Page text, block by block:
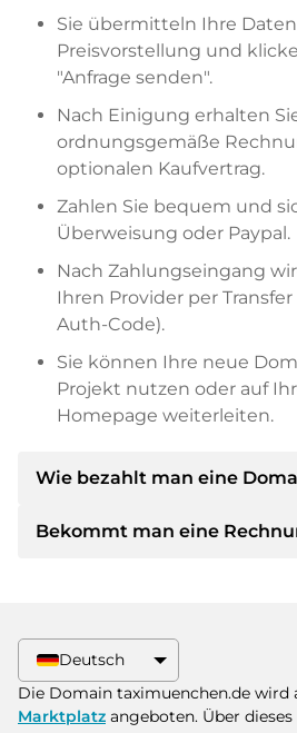
Sie übermitteln Ihre
Preisvorstellung und
"Anfrage senden".
Nach Einigung erhalten
ordnungsgemäße
optionalen Kaufvertrag.
Zahlen Sie bequem und
Überweisung oder Paypal.
Nach Zahlungseingang
Ihren Provider per
Auth-Code).
Sie können Ihre neue
Projekt nutzen oder auf
Homepage weiterleiten.
Wie bezahlt man eine
Nach einer Einigung wird
Zahlungsmethoden anbieten.
Bitte geben Sie bei der
den Domainnamen und die
Bekommt man eine
größeren Kaufpreisen
Wunsch auch einen
Deutsch
Die Domain taximuenchen.de wird
Marktplatz angeboten. Über